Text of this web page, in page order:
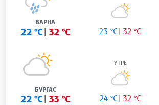
ВАРНА
22 °C 32 °C 23 °C 32 °C
БУРГАС
22 °C 33 °C
УТРЕ
24 °C 32 °C